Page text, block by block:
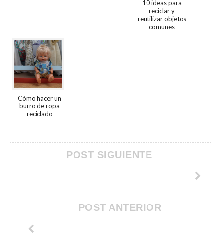
10 ideas para
reciclar y
reutilizar objetos
comunes
Cómo hacer un
burro de ropa
reciclado
POST SIGUIENTE
POST ANTERIOR